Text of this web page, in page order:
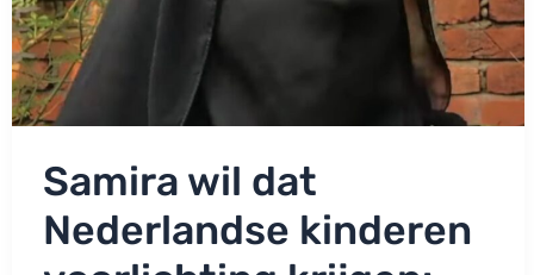
Samira wil dat
Nederlandse kinderen